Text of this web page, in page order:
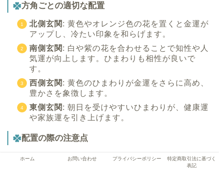
方角ごとの適切な配置
北側玄関 : 黄色やオレンジ色の花を置くと金運が
アップし、冷たい印象を和らげます。
南側玄関 : 白や紫の花を合わせることで知性や人
気運が向上します。ひまわりも相性が良いで
す。
西側玄関 : 黄色のひまわりが金運をさらに高め、
豊かさを象徴します。
東側玄関 : 朝日を受けやすいひまわりが、健康運
や家族運を引き上げます。
配置の際の注意点
玄関に植物を飾る際、以下の点に注意することで風水
ホーム お問い合わせ プライバシーポリシー
特定商取引法に基づく
表記